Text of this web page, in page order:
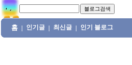
홈 인기글 최신글 인기 블로그